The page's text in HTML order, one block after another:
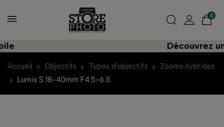
0
Découvrez une
Accueil Objectifs Types d'objectifs
Zooms hybrides
Lumix S 18-40mm F4.5-6.3